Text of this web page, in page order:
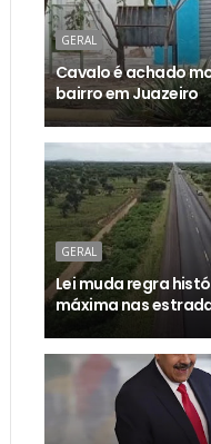
GERAL
Cavalo é achado
bairro em Juazeiro
GERAL
Lei muda regra
máxima nas